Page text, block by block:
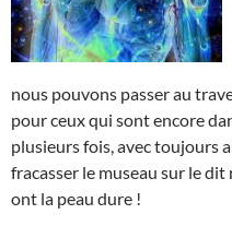
nous pouvons passer au
pour ceux qui sont encore
plusieurs fois, avec toujours
fracasser le museau sur le
ont la peau dure !